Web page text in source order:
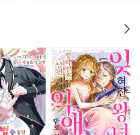
절륜남
#애증관계 #친구 #무심
#할리퀸 #소설원작
#계략남 #드라마 #일상
다각관계 #로맨스
# 연애/결혼 #역사/시대물